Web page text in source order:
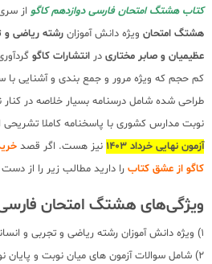
کتاب هشتگ امتحان فارسی دوازدهم کاگو از
هشتگ امتحان ویژه دانش آموزان رشته ریاضی و
عظیمیان و صابر مختاری در انتشارات کاگو
کم حجم که ویژه مرور و جمع بندی و آشنایی با
طراحی شده شامل درسنامه بسیار خلاصه در کنار
نوبت مدارس کشوری با پاسخنامه کاملا
آزمون نهایی خرداد 1403
نیز هست. اگر قصد
کاگو از عشق کتاب را دارید مطالب زیر را از
ویژگی‌های هشتگ امتحان
1) ویژه دانش آموزان رشته ریاضی و تجربی و انسانی در مقطع دوازدهم
2) شامل سوالات آزمون های میان نوبت و پایان نوبت مدارس